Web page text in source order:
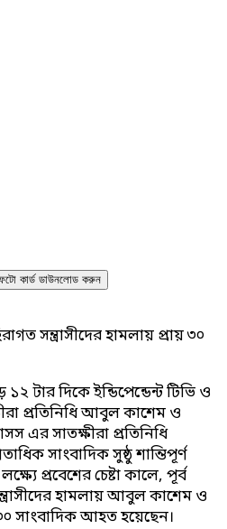
কার্ড ডাউনলোড করুন
সন্ত্রাসীদের হামলায় প্রায় ৩০
টার দিকে ইন্ডিপেন্ডেন্ট টিভি ও
প্রতিনিধি আবুল কাশেম ও
এর সাতক্ষীরা প্রতিনিধি
সাংবাদিক সুষ্ঠু শান্তিপূর্ণ
প্রবেশের চেষ্টা কালে, পূর্ব
হামলায় আবুল কাশেম ও
সাংবাদিক আহত হয়েছেন।